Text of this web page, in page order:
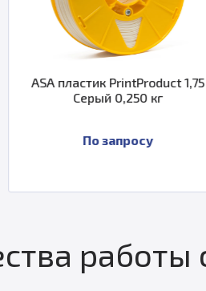
PrintProduct 1,75
ABS
работы